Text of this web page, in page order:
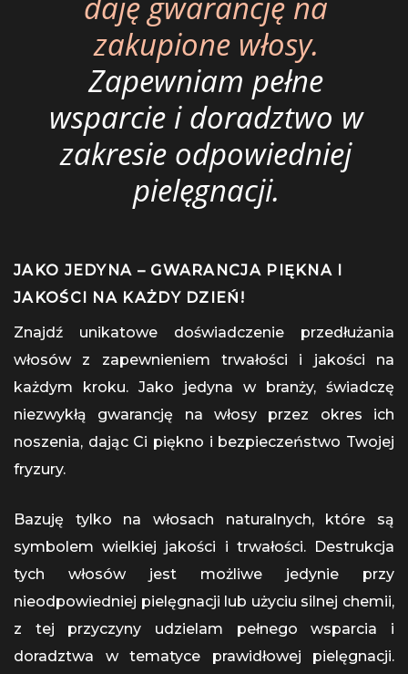
zakupione włosy.
Zapewniam pełne
wsparcie i doradztwo w
zakresie odpowiedniej
pielęgnacji.
JAKO JEDYNA – GWARANCJA PIĘKNA I
JAKOŚCI NA KAŻDY DZIEŃ!
Znajdź unikatowe doświadczenie przedłużania
włosów z zapewnieniem trwałości i jakości na
każdym kroku. Jako jedyna w branży, świadczę
niezwykłą gwarancję na włosy przez okres ich
noszenia, dając Ci piękno i bezpieczeństwo Twojej
fryzury.
Bazuję tylko na włosach naturalnych, które są
symbolem wielkiej jakości i trwałości. Destrukcja
tych włosów jest możliwe jedynie przy
nieodpowiedniej pielęgnacji lub użyciu silnej chemii,
z tej przyczyny udzielam pełnego wsparcia i
doradztwa w tematyce prawidłowej pielęgnacji.